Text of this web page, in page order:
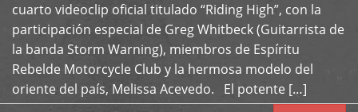
cuarto videoclip oficial titulado “Riding High”, con la
participación especial de Greg Whitbeck (Guitarrista de
la banda Storm Warning), miembros de Espíritu
Rebelde Motorcycle Club y la hermosa modelo del
oriente del país, Melissa Acevedo. El potente […]